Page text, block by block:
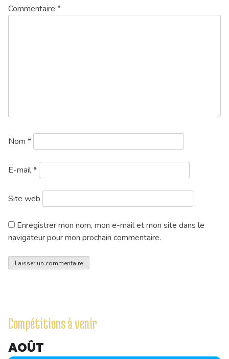
Commentaire *
Nom *
E-mail*
Site web
Enregistrer mon nom, mon e-mail et mon site dans le
navigateur pour mon prochain commentaire.
Compétitions à venir
AOÛT